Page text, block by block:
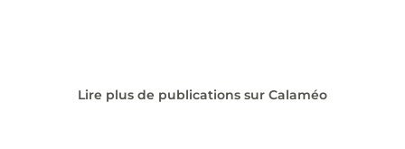
Lire plus de publications sur Calaméo